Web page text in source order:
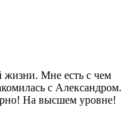
Мне есть с чем
с Александром.
На высшем уровне!